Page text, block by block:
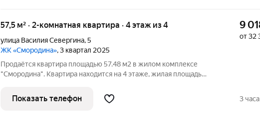
57,5 м² · 2-комнатная квартира · 4 этаж из 4
улица Василия Севергина,5
ЖК «Смородина», 3 квартал 2025
Продаётся квартира площадью 57.48 м2 в жилом комплексе
"Смородина". Квартира находится на 4 этаже, жилая площадь
особенностей планировки изолированные комнаты с окнами на
одну сторону, 1
9
от 32
Показать телефон 3